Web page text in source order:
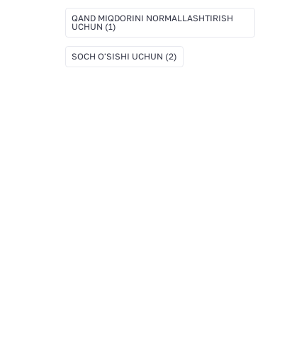
QAND MIQDORINI NORMALLASHTIRISH
UCHUN (1)
SOCH O'SISHI UCHUN (2)